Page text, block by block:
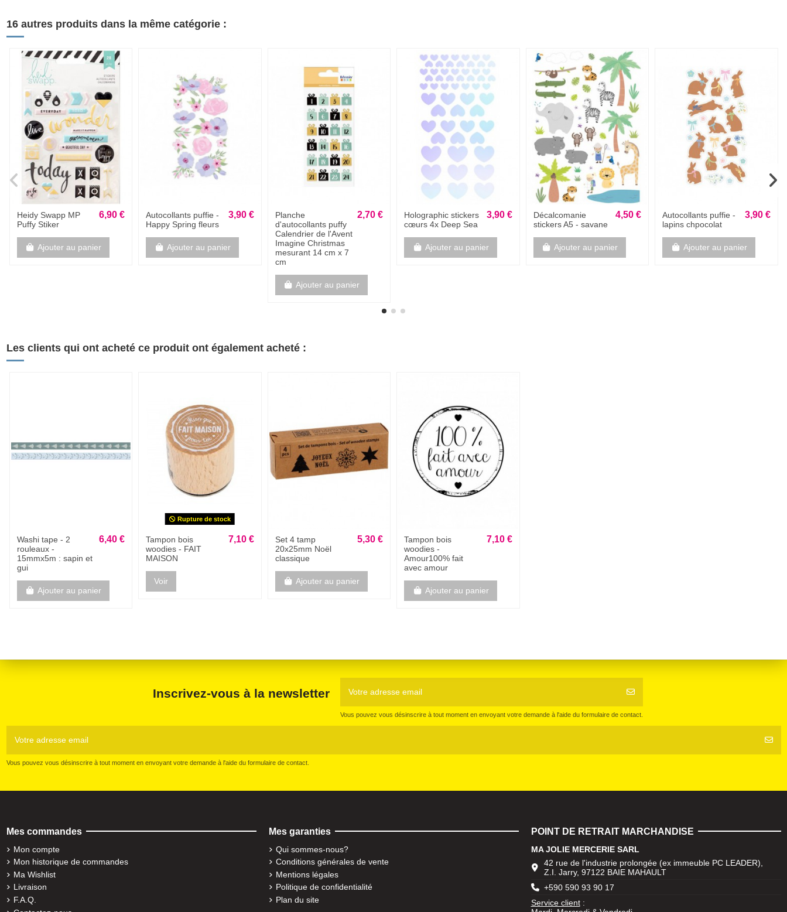
16 autres produits dans la même catégorie :
Carte Postale badge
- Je suis ton fan
6,00 €
Ajouter au panier
Bloc 12 feuilles de
stickers de noël :
6,95 €
Ajouter au panier
Carte Postale -
POSTAL DE
CUMPLEAÑOS - Lo
mejor de ti es lo que
te hace tan tú -
Espagnol
6,00 €
Ajouter au panier
Epoxy stickers
bonbons Noël
4,60 €
Ajouter au panier
Rupture de stock
Alphabet doré
autocollants pailletés
5,60 €
Voir
Album photos -
Seuls les meilleurs
des petits-enfants
fantastiques -...
24,67 €
Les clients qui ont acheté ce produit ont également acheté :
Washi tape - 2
rouleaux -
15mmx5m : sapin et
gui
6,40 €
Ajouter au panier
Rupture de stock
Tampon bois
woodies - FAIT
MAISON
7,10 €
Voir
Set 4 tamp
20x25mm Noël
classique
5,30 €
Ajouter au panier
Tampon bois
woodies -
Amour100% fait
avec amour
7,10 €
Ajouter au panier
Inscrivez-vous à la newsletter
Vous pouvez vous désinscrire à tout moment en envoyant votre demande à l'aide du formulaire de contact.
Vous pouvez vous désinscrire à tout moment en envoyant votre demande à l'aide du formulaire de contact.
Mes commandes
Mon compte
Mon historique de commandes
Ma Wishlist
Livraison
F.A.Q.
Mes garanties
Qui sommes-nous?
Conditions générales de vente
Mentions légales
Politique de confidentialité
Plan du site
POINT DE RETRAIT MARCHANDISE
MA JOLIE MERCERIE SARL
42 rue de l'industrie prolongée (ex immeuble PC LEADER),
Z.I. Jarry, 97122 BAIE MAHAULT
+590 590 93 90 17
Service client: